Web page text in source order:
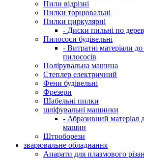
Пили відрізні
Пилки торцювальні
Пилки циркулярні
- Диски пильні по
Пилососи будівельні
- Витратні матеріали
пилососів
Полірувальна машина
Степлер електричний
Фени будівельні
Фрезери
Шабельні пилки
шліфувальні машинки
- Абразивний матеріал
машин
Штроборези
зварювальне обладнання
Апарати для плазмового